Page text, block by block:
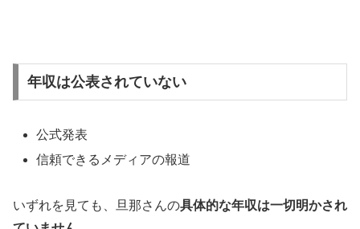
年収は公表されていない
公式発表
信頼できるメディアの報道
いずれを見ても、旦那さんの具体的な年収は一切明かされ